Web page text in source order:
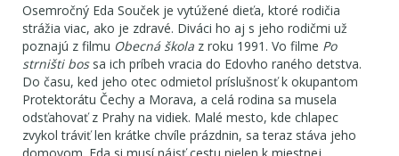
Osemročný Eda Souček je vytúžené dieťa, ktoré rodičia
strážia viac, ako je zdravé. Diváci ho aj s jeho rodičmi už
poznajú z filmu Obecná škola z roku 1991. Vo filme Po
strništi bossa ich príbeh vracia do Edovho raného detstva.
Do času, ked jeho otec odmietol príslušnosť k okupantom
Protektorátu Čechy a Morava, a celá rodina sa musela
odsťahovať z Prahy na vidiek. Malé mesto, kde chlapec
zvykol tráviť len krátke chvíle prázdnin, sa teraz stáva jeho